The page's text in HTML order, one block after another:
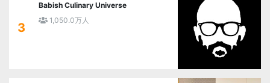
3
Babish Culinary Universe
1,050.0万人